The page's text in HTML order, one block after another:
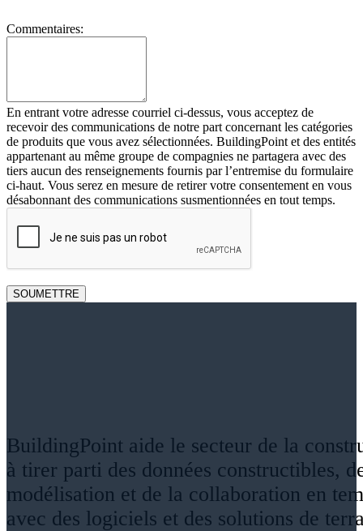
Commentaires:
En entrant votre adresse courriel ci-dessus, vous acceptez de
recevoir des communications de notre part concernant les catégories
de produits que vous avez sélectionnées. BuildingPoint et des entités
appartenant au même groupe de compagnies ne partagera avec des
tiers aucun des renseignements fournis par l’entremise du formulaire
ci-haut. Vous serez en mesure de retirer votre consentement en vous
désabonnant des communications susmentionnées en tout temps.
BuildingPoint aide le secteur de la
à tirer parti des données constructibles,
modélisation et de la collaboration en
avec des logiciels et des solutions de